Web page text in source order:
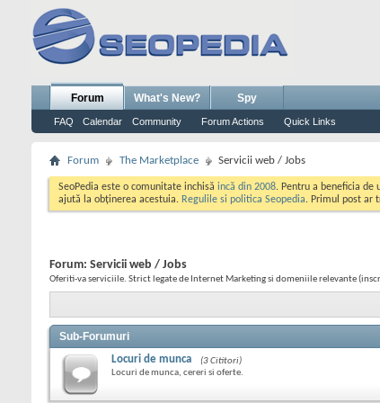
Forum
FAQ Calendar Community Forum Actions Quick Links
What's New? Spy
Forum The Marketplace Servicii web / Jobs
SeoPedia este o comunitate inchisă incă din 2008. Pentru a beneficia
ajută la obținerea acestuia. Regulile si politica Seopedia. Primul post ar
Forum: Servicii web / Jobs
Oferiti-va serviciile. Strict legate de Internet Marketing si domeniile relevante
Sub-Forumuri
Locuri de munca
(3 Cititori)
Locuri de munca, cereri si oferte.